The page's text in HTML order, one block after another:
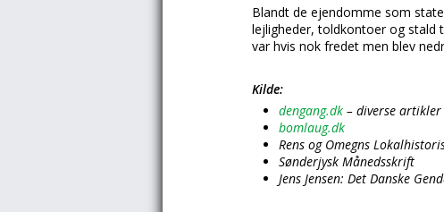
Blandt de ejendomme som
lejligheder, toldkontoer og stald
var hvis nok fredet men blev
Kilde:
dengang.dk – diverse artikler
bomlaug.dk
Rens og Omegns
Sønderjysk Månedsskrift
Jens Jensen: Det Danske